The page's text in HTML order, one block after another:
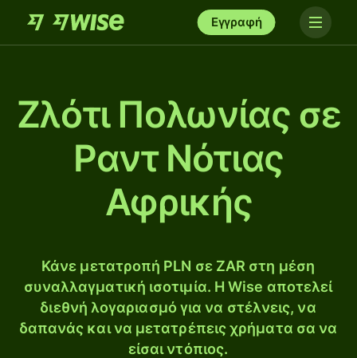
Εγγραφή
Ζλότι Πολωνίας σε
Ραντ Νότιας
Αφρικής
Κάνε μετατροπή PLN σε ZAR στη μέση
συναλλαγματική ισοτιμία. Η Wise αποτελεί
διεθνή λογαριασμό για να στέλνεις, να
δαπανάς και να μετατρέπεις χρήματα σα να
είσαι ντόπιος.